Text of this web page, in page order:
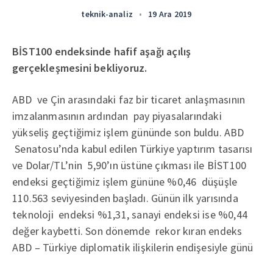
teknik-analiz • 19 Ara 2019
BİST100 endeksinde hafif aşağı açılış
gerçekleşmesini bekliyoruz.
ABD ve Çin arasındaki faz bir ticaret anlaşmasının
imzalanmasının ardından pay piyasalarındaki
yükseliş geçtiğimiz işlem gününde son buldu. ABD
Senatosu’nda kabul edilen Türkiye yaptırım tasarısı
ve Dolar/TL’nin 5,90’ın üstüne çıkması ile BİST100
endeksi geçtiğimiz işlem gününe %0,46 düşüşle
110.563 seviyesinden başladı. Günün ilk yarısında
teknoloji endeksi %1,31, sanayi endeksi ise %0,44
değer kaybetti. Son dönemde rekor kıran endeks
ABD – Türkiye diplomatik ilişkilerin endişesiyle günü